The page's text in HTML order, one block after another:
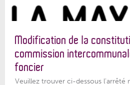
Modification de la
commission
foncier
Veuillez trouver ci-dessous l'arrêté